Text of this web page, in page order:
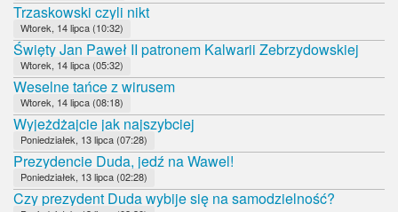
Trzaskowski czyli nikt
Wtorek, 14 lipca (10:32)
Święty Jan Paweł II patronem Kalwarii Zebrzydowskiej
Wtorek, 14 lipca (05:32)
Weselne tańce z wirusem
Wtorek, 14 lipca (08:18)
Wyjeżdżajcie jak najszybciej
Poniedziałek, 13 lipca (07:28)
Prezydencie Duda, jedź na Wawel!
Poniedziałek, 13 lipca (02:28)
Czy prezydent Duda wybije się na samodzielność?